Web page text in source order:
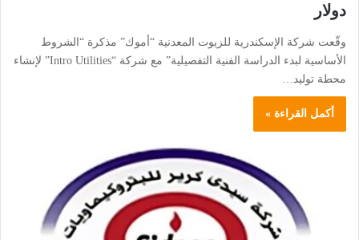
دولار
وقّعت شركة الإسكندرية للزيوت المعدنية “أموك” مذكرة “الشروط
الأساسية لبدء الدراسة الفنية التفصيلية” مع شركة “Intro Utilities” لإنشاء
محطة توليد…
أكمل القراءة »